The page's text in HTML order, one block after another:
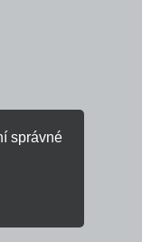
správné